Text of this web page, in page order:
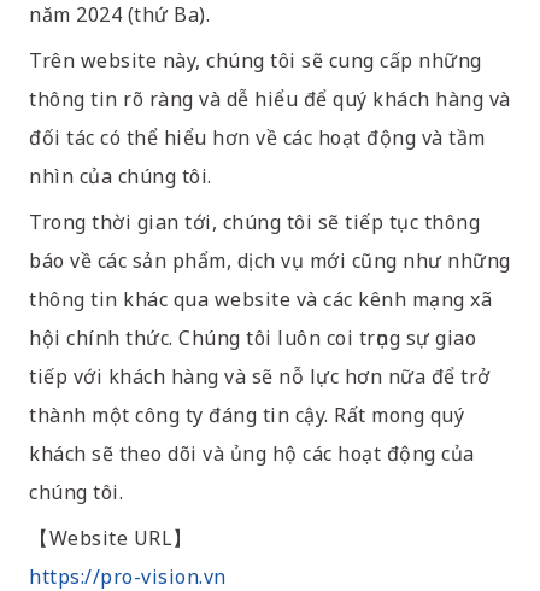
năm 2024 (thứ Ba).
Trên website này, chúng tôi sẽ cung cấp những
thông tin rõ ràng và dễ hiểu để quý khách hàng và
đối tác có thể hiểu hơn về các hoạt động và tầm
nhìn của chúng tôi.
Trong thời gian tới, chúng tôi sẽ tiếp tục thông
báo về các sản phẩm, dịch vụ mới cũng như những
thông tin khác qua website và các kênh mạng xã
hội chính thức. Chúng tôi luôn coi trọng sự giao
tiếp với khách hàng và sẽ nỗ lực hơn nữa để trở
thành một công ty đáng tin cậy. Rất mong quý
khách sẽ theo dõi và ủng hộ các hoạt động của
chúng tôi.
【Website URL】
https://pro-vision.vn